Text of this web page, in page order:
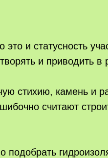
это и статусность
и приводить в
стихию, камень и
считают
подобрать